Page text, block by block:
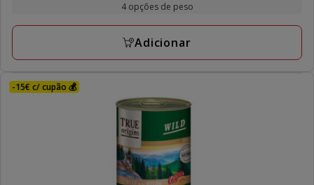
a
4 opções de peso
Adicionar
-15€ c/ cupão 💰